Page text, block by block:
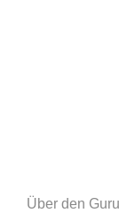
Über den